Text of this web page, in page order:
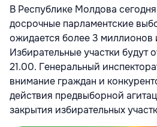
В Республике Молдова
досрочные парламентские
ожидается более 3 миллионов
Избирательные участки будут
21.00. Генеральный
внимание граждан и
действия предвыборной
закрытия избирательных